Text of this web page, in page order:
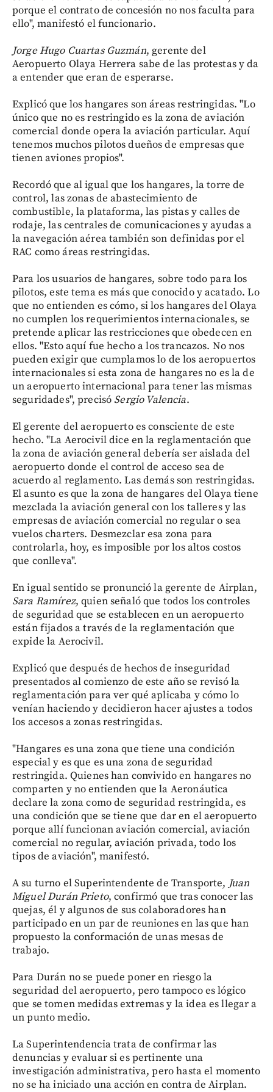
porque el contrato de concesión no nos faculta para
ello", manifestó el funcionario.
Jorge Hugo Cuartas Guzmán, gerente del
Aeropuerto Olaya Herrera sabe de las protestas y da
a entender que eran de esperarse.
Explicó que los hangares son áreas restringidas. "Lo
único que no es restringido es la zona de aviación
comercial donde opera la aviación particular. Aquí
tenemos muchos pilotos dueños de empresas que
tienen aviones propios".
Recordó que al igual que los hangares, la torre de
control, las zonas de abastecimiento de
combustible, la plataforma, las pistas y calles de
rodaje, las centrales de comunicaciones y ayudas a
la navegación aérea también son definidas por el
RAC como áreas restringidas.
Para los usuarios de hangares, sobre todo para los
pilotos, este tema es más que conocido y acatado. Lo
que no entienden es cómo, si los hangares del Olaya
no cumplen los requerimientos internacionales, se
pretende aplicar las restricciones que obedecen en
ellos. "Esto aquí fue hecho a los trancazos. No nos
pueden exigir que cumplamos lo de los aeropuertos
internacionales si esta zona de hangares no es la de
un aeropuerto internacional para tener las mismas
seguridades", precisó Sergio Valencia.
El gerente del aeropuerto es consciente de este
hecho. "La Aerocivil dice en la reglamentación que
la zona de aviación general debería ser aislada del
aeropuerto donde el control de acceso sea de
acuerdo al reglamento. Las demás son restringidas.
El asunto es que la zona de hangares del Olaya tiene
mezclada la aviación general con los talleres y las
empresas de aviación comercial no regular o sea
vuelos charters. Desmezclar esa zona para
controlarla, hoy, es imposible por los altos costos
que conlleva".
En igual sentido se pronunció la gerente de Airplan,
Sara Ramírez, quien señaló que todos los controles
de seguridad que se establecen en un aeropuerto
están fijados a través de la reglamentación que
expide la Aerocivil.
Explicó que después de hechos de inseguridad
presentados al comienzo de este año se revisó la
reglamentación para ver qué aplicaba y cómo lo
venían haciendo y decidieron hacer ajustes a todos
los accesos a zonas restringidas.
"Hangares es una zona que tiene una condición
especial y es que es una zona de seguridad
restringida. Quienes han convivido en hangares no
comparten y no entienden que la Aeronáutica
declare la zona como de seguridad restringida, es
una condición que se tiene que dar en el aeropuerto
porque allí funcionan aviación comercial, aviación
comercial no regular, aviación privada, todo los
tipos de aviación", manifestó.
A su turno el Superintendente de Transporte, Juan
Miguel Durán Prieto, confirmó que tras conocer las
quejas, él y algunos de sus colaboradores han
participado en un par de reuniones en las que han
propuesto la conformación de unas mesas de
trabajo.
Para Durán no se puede poner en riesgo la
seguridad del aeropuerto, pero tampoco es lógico
que se tomen medidas extremas y la idea es llegar a
un punto medio.
La Superintendencia trata de confirmar las
denuncias y evaluar si es pertinente una
investigación administrativa, pero hasta el momento
no se ha iniciado una acción en contra de Airplan.